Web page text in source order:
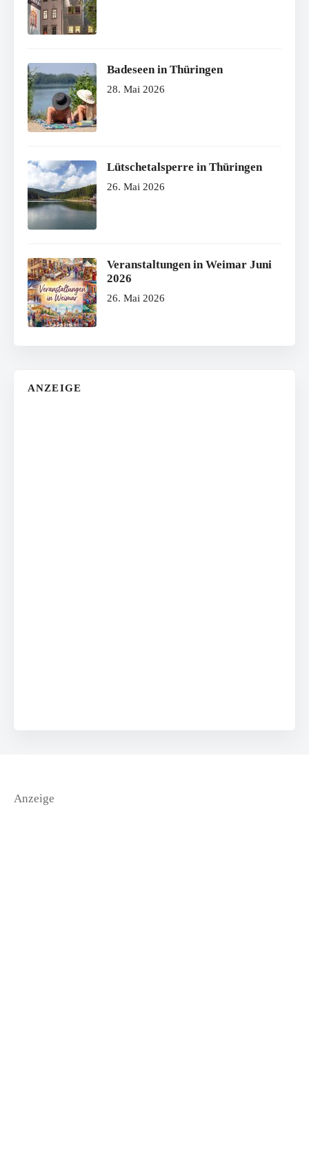
Badeseen in Thüringen
28. Mai 2026
Lütschetalsperre in Thüringen
26. Mai 2026
Veranstaltungen in Weimar Juni
2026
26. Mai 2026
ANZEIGE
Anzeige